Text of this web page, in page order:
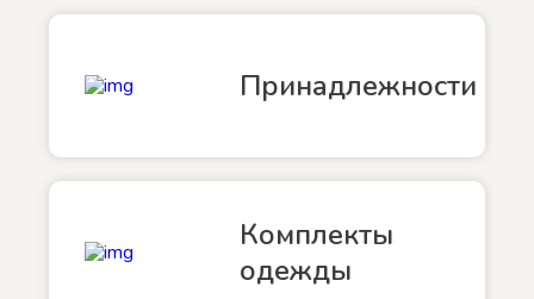
Принадлежности
Комплекты
одежды